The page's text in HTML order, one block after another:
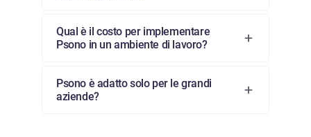
Qual è il costo per implementare
Psono in un ambiente di lavoro?
Psono è adatto solo per le grandi
aziende?